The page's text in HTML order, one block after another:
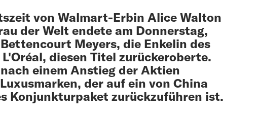
von Walmart-Erbin Alice Walton
der Welt endete am Donnerstag,
Meyers, die Enkelin des
diesen Titel zurückeroberte.
einem Anstieg der Aktien
der auf ein von China
Konjunkturpaket zurückzuführen ist.